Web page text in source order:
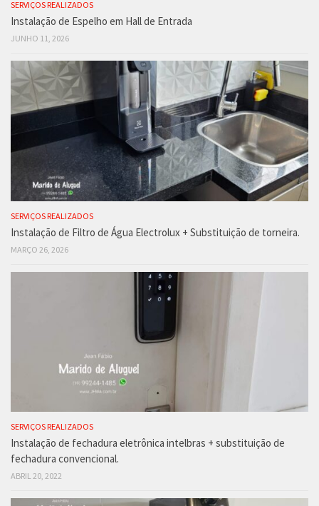
SERVIÇOS REALIZADOS
Instalação de Espelho em Hall de Entrada
JUNHO 11, 2026
SERVIÇOS REALIZADOS
Instalação de Filtro de Água Electrolux + Substituição de torneira.
MARÇO 26, 2026
SERVIÇOS REALIZADOS
Instalação de fechadura eletrônica intelbras + substituição de
fechadura convencional.
ABRIL 20, 2022